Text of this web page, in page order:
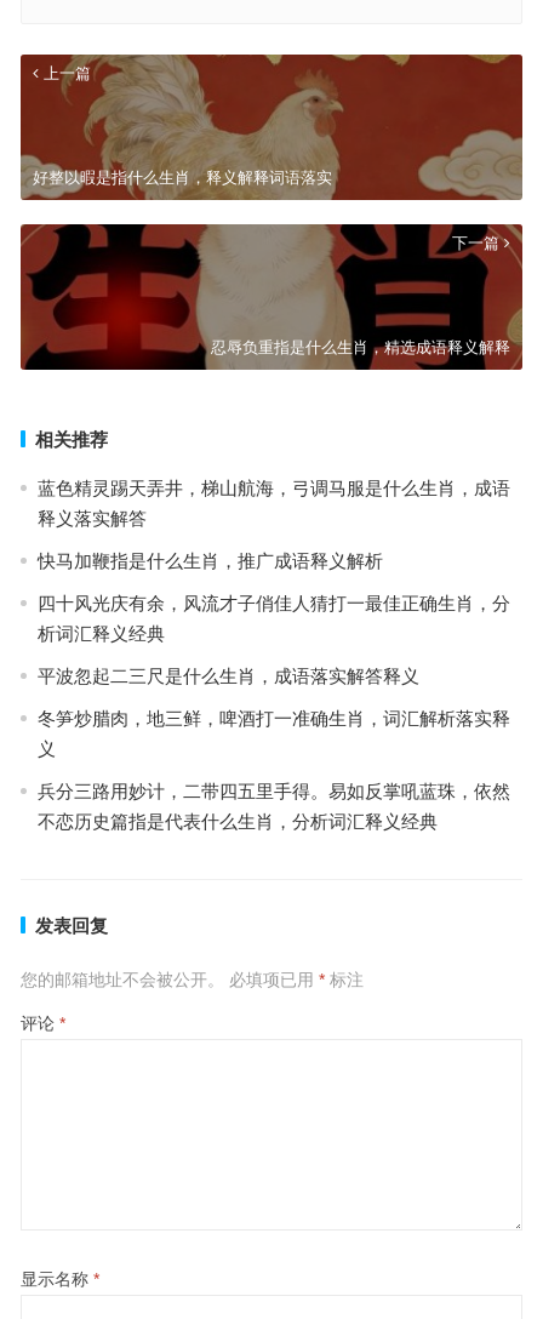
上一篇
好整以暇是指什么生肖，释义解释词语落实
下一篇
忍辱负重指是什么生肖，精选成语释义解释
相关推荐
蓝色精灵踢天弄井，梯山航海，弓调马服是什么生肖，成语
释义落实解答
快马加鞭指是什么生肖，推广成语释义解析
四十风光庆有余，风流才子俏佳人猜打一最佳正确生肖，分
析词汇释义经典
平波忽起二三尺是什么生肖，成语落实解答释义
冬笋炒腊肉，地三鲜，啤酒打一准确生肖，词汇解析落实释
义
兵分三路用妙计，二带四五里手得。易如反掌吼蓝珠，依然
不恋历史篇指是代表什么生肖，分析词汇释义经典
发表回复
您的邮箱地址不会被公开。 必填项已用 *标注
评论 *
显示名称 *